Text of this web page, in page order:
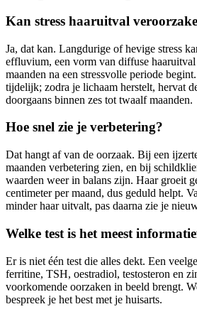
Kan stress haaruitval
Ja, dat kan. Langdurige of hevige stress
effluvium, een vorm van diffuse
maanden na een stressvolle periode
tijdelijk; zodra je lichaam herstelt, hervat
doorgaans binnen zes tot twaalf maanden.
Hoe snel zie je verbetering?
Dat hangt af van de oorzaak. Bij een
maanden verbetering zien, en bij
waarden weer in balans zijn. Haar groeit
centimeter per maand, dus geduld helpt.
minder haar uitvalt, pas daarna zie je
Welke test is het meest
Er is niet één test die alles dekt. Een
ferritine, TSH, oestradiol, testosteron en
voorkomende oorzaken in beeld brengt.
bespreek je het best met je huisarts.